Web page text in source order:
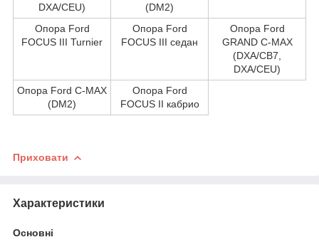
DXA/CEU)
(DM2)
Опора Ford
FOCUS III Turnier
Опора Ford
FOCUS III седан
Опора Ford
GRAND C-MAX
(DXA/CB7,
DXA/CEU)
Опора Ford C-MAX
(DM2)
Опора Ford
FOCUS II кабрио
Приховати
Характеристики
Основні